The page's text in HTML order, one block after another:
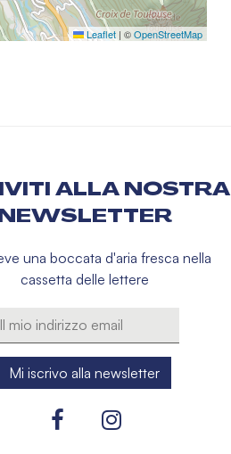
Leaflet | ©OpenStreetMap
ALLA NOSTRA
una boccata d'aria fresca nella
cassetta delle lettere